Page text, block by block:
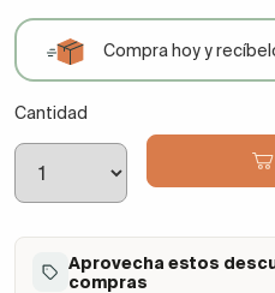
Compra hoy y
Cantidad
Aprovecha estos
compras